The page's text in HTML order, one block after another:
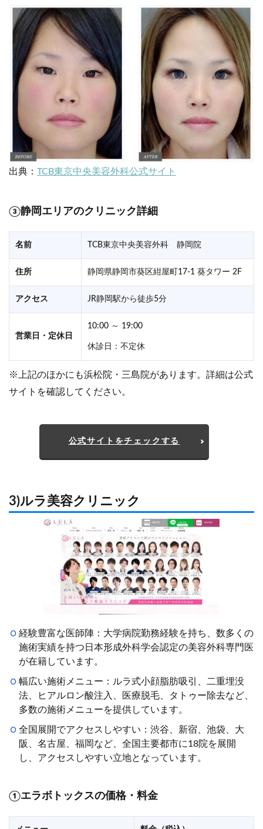
出典： TCB東京中央美容外科公式サイト
③静岡エリアのクリニック詳細
名前 TCB東京中央美容外科 静岡院
住所 静岡県静岡市葵区紺屋町17-1 葵タワー 2F
アクセス JR静岡駅から徒歩5分
営業日・定休日
10:00 ～ 19:00
休診日：不定休
※上記のほかにも浜松院・三島院があります。詳細は公式
サイトを確認してください。
公式サイトをチェックする
3)ルラ美容クリニック
経験豊富な医師陣：大学病院勤務経験を持ち、数多くの
施術実績を持つ日本形成外科学会認定の美容外科専門医
が在籍しています。
幅広い施術メニュー：ルラ式小顔脂肪吸引、二重埋没
法、ヒアルロン酸注入、医療脱毛、タトゥー除去など、
多数の施術メニューを提供しています。
全国展開でアクセスしやすい：渋谷、新宿、池袋、大
阪、名古屋、福岡など、全国主要都市に18院を展開
し、アクセスしやすい立地となっています。
①エラボトックスの価格・料金